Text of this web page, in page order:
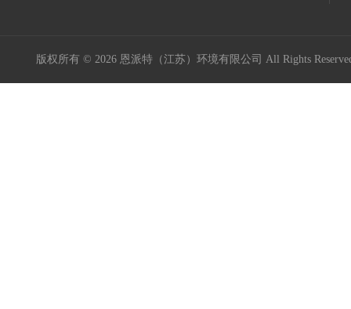
版权所有 © 2026 恩派特（江苏）环境有限公司 All Rights